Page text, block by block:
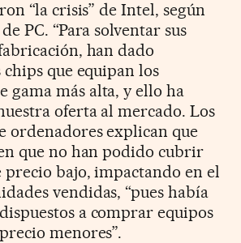
“la crisis” de Intel, según
PC. “Para solventar sus
han dado
que equipan los
gama más alta, y ello ha
oferta al mercado. Los
ordenadores explican que
que no han podido cubrir
precio bajo, impactando en el
vendidas, “pues había
a comprar equipos
menores”.